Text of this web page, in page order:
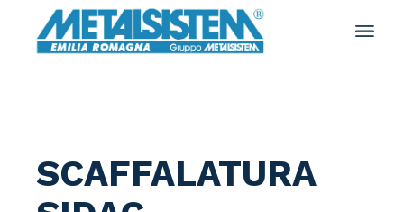
SCAFFALATURA